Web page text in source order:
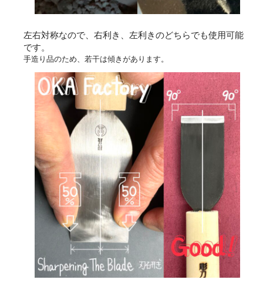
左右対称なので、右利き、左利きのどちらでも使用可能
です。
手造り品のため、若干は傾きがあります。